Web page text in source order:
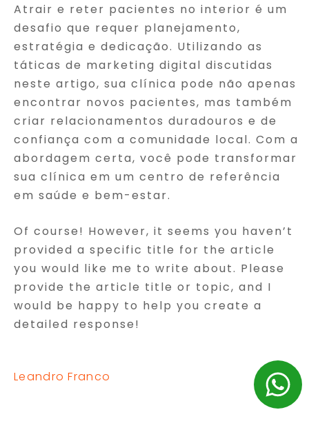
Atrair e reter pacientes no interior é um
desafio que requer planejamento,
estratégia e dedicação. Utilizando as
táticas de marketing digital discutidas
neste artigo, sua clínica pode não apenas
encontrar novos pacientes, mas também
criar relacionamentos duradouros e de
confiança com a comunidade local. Com a
abordagem certa, você pode transformar
sua clínica em um centro de referência
em saúde e bem-estar.
Of course! However, it seems you haven’t
provided a specific title for the article
you would like me to write about. Please
provide the article title or topic, and I
would be happy to help you create a
detailed response!
Leandro Franco